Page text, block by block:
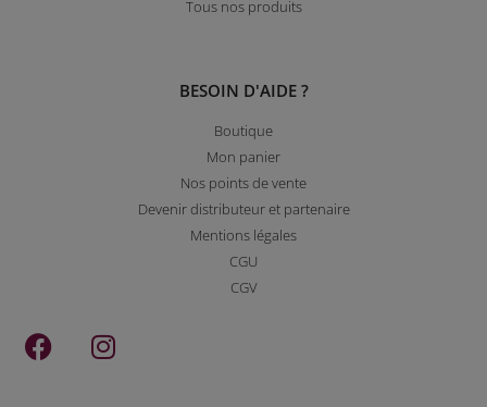
Tous nos produits
BESOIN D'AIDE ?
Boutique
Mon panier
Nos points de vente
Devenir distributeur et partenaire
Mentions légales
CGU
CGV